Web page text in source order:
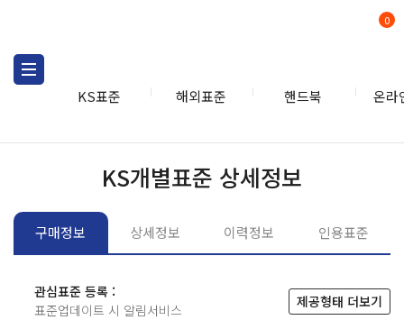
KS표준 해외표준 핸드북 온라
0
KS개별표준 상세정보
구매정보 상세정보 이력정보 인용표준
관심표준 등록 :
표준업데이트 시 알림서비스
제공형태 더보기